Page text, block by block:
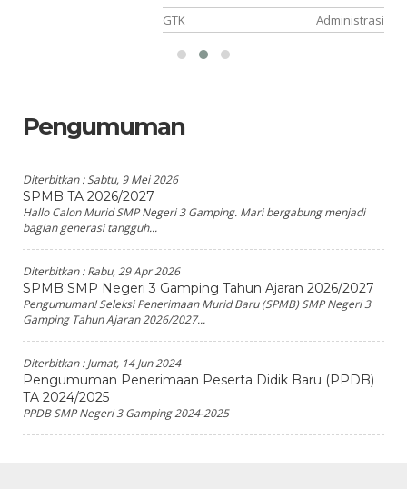
GTK
Administrasi
Pengumuman
Diterbitkan :Sabtu, 9 Mei 2026
SPMB TA 2026/2027
Hallo Calon Murid SMP Negeri 3 Gamping. Mari bergabung menjadi
bagian generasi tangguh...
Diterbitkan :Rabu, 29 Apr 2026
SPMB SMP Negeri 3 Gamping Tahun Ajaran 2026/2027
Pengumuman! Seleksi Penerimaan Murid Baru (SPMB) SMP Negeri 3
Gamping Tahun Ajaran 2026/2027...
Diterbitkan :Jumat, 14 Jun 2024
Pengumuman Penerimaan Peserta Didik Baru (PPDB)
TA 2024/2025
PPDB SMP Negeri 3 Gamping 2024-2025